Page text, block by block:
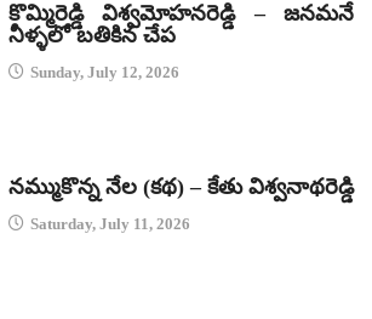
కొమ్మిరెడ్డి విశ్వమోహనరెడ్డి – జనమనే
నీళ్ళలో బతికిన చేప
Sunday, July 12, 2026
నమ్ముకొన్న నేల (కథ) – కేతు విశ్వనాథరెడ్డి
Saturday, July 11, 2026